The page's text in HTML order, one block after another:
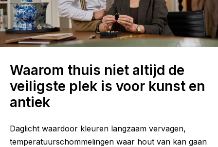
Waarom thuis niet altijd de
veiligste plek is voor kunst en
antiek
Daglicht waardoor kleuren langzaam vervagen,
temperatuurschommelingen waar hout van kan gaan